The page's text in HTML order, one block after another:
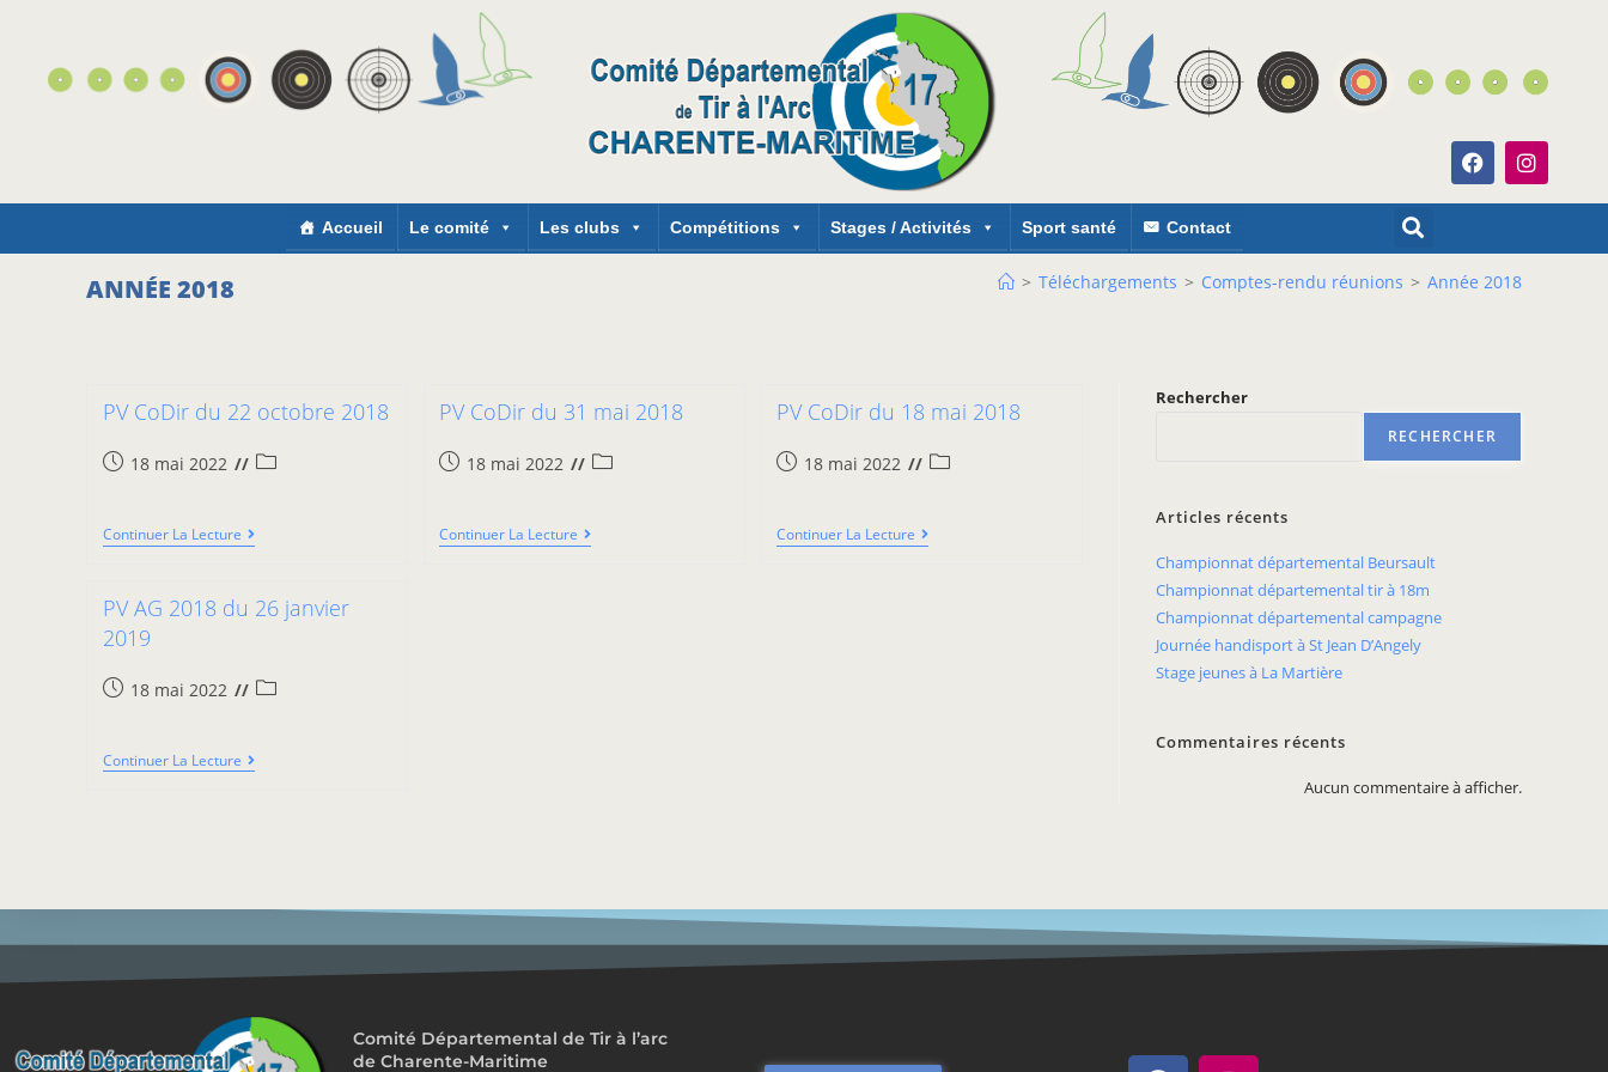
Accueil Le comité Les clubs Compétitions Stages / Activités Sport santé Contact
ANNÉE 2018 > Téléchargements > Comptes-rendu réunions > Année 2018
PV CoDir du 22 octobre 2018
18 mai 2022
Continuer La Lecture
PV CoDir du 31 mai 2018
18 mai 2022
Continuer La Lecture
PV CoDir du 18 mai 2018
18 mai 2022
Continuer La Lecture
PV AG 2018 du 26 janvier
2019
18 mai 2022
Continuer La Lecture
Rechercher
RECHERCHER
Articles récents
Championnat départemental Beursault
Championnat départemental tir à 18m
Championnat départemental campagne
Journée handisport à St Jean D’Angely
Stage jeunes à La Martière
Commentaires récents
Aucun commentaire à afficher.
Comité Départemental de Tir à l’arc
de Charente-Maritime